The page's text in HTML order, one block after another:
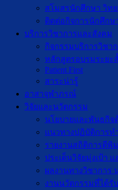
สโมสรนักศึกษา วิท
ติดต่อกิจการนักศึกษ
บริการวิชาการและสังคม
กิจกรรมบริการวิชา
หลักสูตรอบรมระยะ
Patient First
สาระน่ารู้
อาสาจุฬาภรณ์
วิจัยและนวัตกรรม
นโยบายและพันธกิ
แนวทางปฏิบัติการท
รายงานสถิติการตีพิ
ประเด็นวิจัยมุ่งเป้า
ผลงานทางวิชาการ
งานนวัตกรรมที่ได้รั